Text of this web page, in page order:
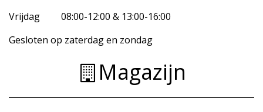
Vrijdag 08:00-12:00 & 13:00-16:00
Gesloten op zaterdag en zondag
Magazijn